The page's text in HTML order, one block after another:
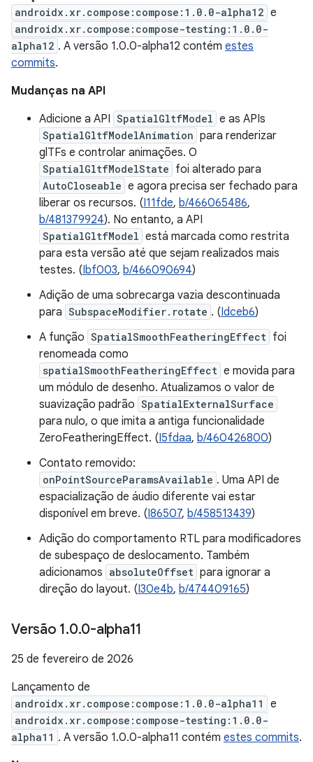
androidx.xr.compose:compose:1.0.0-alpha12 e
androidx.xr.compose:compose-testing:1.0.0-
alpha12 . A versão 1.0.0-alpha12 contém estes
commits.
Mudanças na API
Adicione a API SpatialGltfModel e as APIs
SpatialGltfModelAnimation para renderizar
glTFs e controlar animações. O
SpatialGltfModelState foi alterado para
AutoCloseable e agora precisa ser fechado para
liberar os recursos. (I11fde, b/466065486,
b/481379924). No entanto, a API
SpatialGltfModel está marcada como restrita
para esta versão até que sejam realizados mais
testes. (Ibf003, b/466090694)
Adição de uma sobrecarga vazia descontinuada
para SubspaceModifier.rotate . (Idceb6)
A função SpatialSmoothFeatheringEffect foi
renomeada como
spatialSmoothFeatheringEffect e movida para
um módulo de desenho. Atualizamos o valor de
suavização padrão SpatialExternalSurface
para nulo, o que imita a antiga funcionalidade
ZeroFeatheringEffect. (I5fdaa, b/460426800)
Contato removido:
onPointSourceParamsAvailable . Uma API de
espacialização de áudio diferente vai estar
disponível em breve. (I86507, b/458513439)
Adição do comportamento RTL para modificadores
de subespaço de deslocamento. Também
adicionamos absoluteOffset para ignorar a
direção do layout. (I30e4b, b/474409165)
Versão 1.0.0-alpha11
25 de fevereiro de 2026
Lançamento de
androidx.xr.compose:compose:1.0.0-alpha11 e
androidx.xr.compose:compose-testing:1.0.0-
alpha11 . A versão 1.0.0-alpha11 contém estes commits.